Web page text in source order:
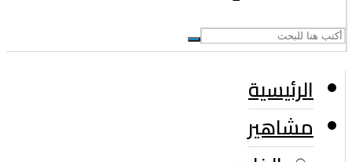
الرئيسية
مشاهير